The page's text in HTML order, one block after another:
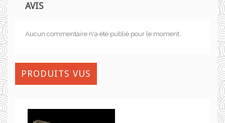
AVIS
Aucun commentaire n'a été publié pour le moment.
PRODUITS VUS